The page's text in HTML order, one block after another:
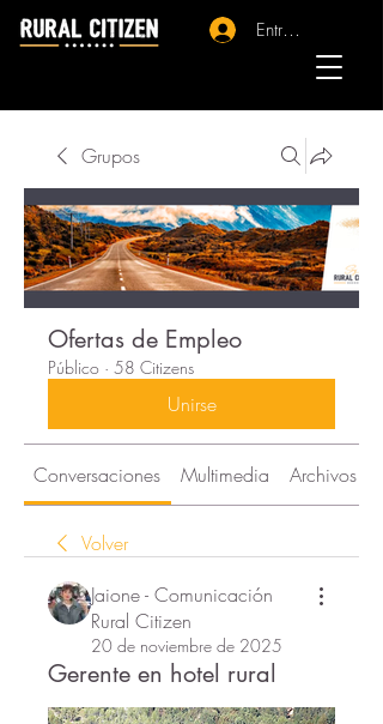
Entrar - Registro
Grupos
Ofertas de Empleo
Público · 58 Citizens
Unirse
Conversaciones Multimedia Archivos
Volver
Jaione - Comunicación
Rural Citizen
20 de noviembre de 2025
Gerente en hotel rural